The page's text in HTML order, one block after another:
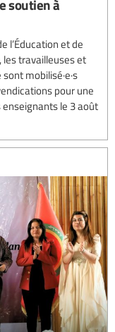
soutien à
l’Éducation et de
les travailleuses et
mobilisé·e·s
pour une
le 3 août